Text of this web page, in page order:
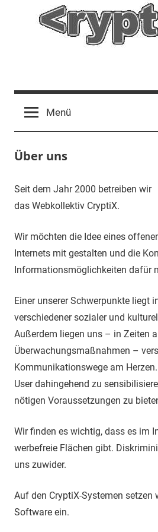
<rypti>
<
Menü
Über uns
Seit dem Jahr 2000 betreiben wir
das Webkollektiv CryptiX.
Wir möchten die Idee eines
Internets mit gestalten und die
Informationsmöglichkeiten dafür
Einer unserer Schwerpunkte liegt
verschiedener sozialer und
Außerdem liegen uns – in Zeiten
Überwachungsmaßnahmen –
Kommunikationswege am
User dahingehend zu
nötigen Voraussetzungen zu
Wir finden es wichtig, dass es im
werbefreie Flächen gibt.
uns zuwider.
Auf den CryptiX-Systemen setzen
Software ein.